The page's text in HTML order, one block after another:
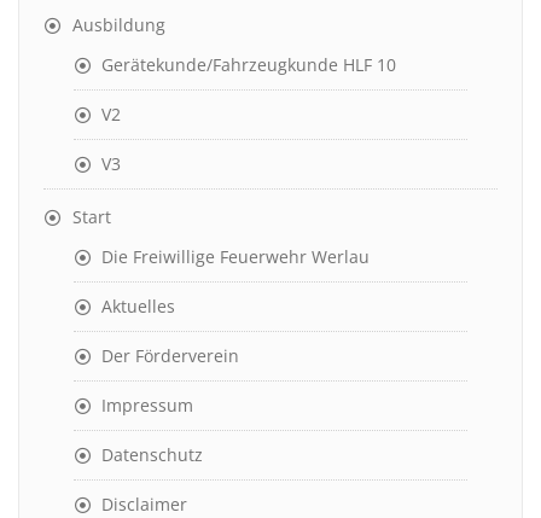
Ausbildung
Gerätekunde/Fahrzeugkunde HLF 10
V2
V3
Start
Die Freiwillige Feuerwehr Werlau
Aktuelles
Der Förderverein
Impressum
Datenschutz
Disclaimer